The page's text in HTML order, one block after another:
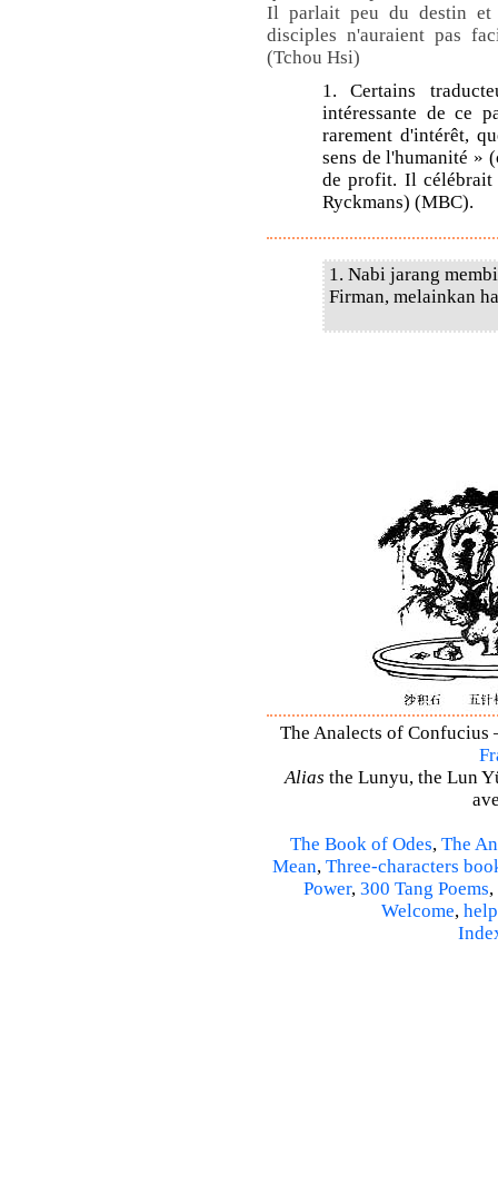
Il parlait peu du destin et
disciples n'auraient pas
(Tchou Hsi)
1. Certains
intéressante de ce
rarement d'intérêt,
sens de l'humanité »
de profit. Il célébrait
Ryckmans) (MBC).
1. Nabi jarang
Firman, melainkan
The Analects of Confucius
Alias the Lunyu, the Lun
The Book of Odes, The
Mean, Three-characters
Power, 300 Tang Poems,
Welcome, help